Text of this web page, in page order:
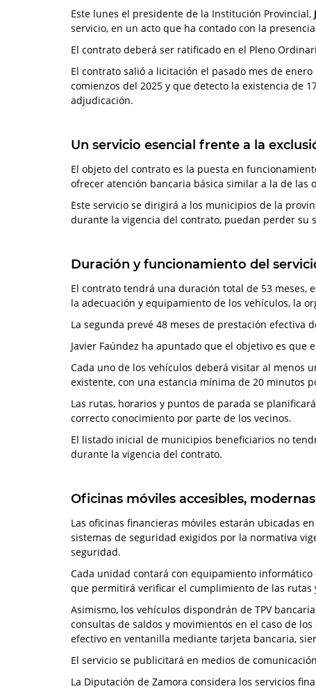
Este lunes el presidente de la Institución Provincial,
servicio, en un acto que ha contado con la
El contrato deberá ser ratificado en el Pleno
El contrato salió a licitación el pasado mes de
comienzos del 2025 y que detecto la existencia de
adjudicación.
Un servicio esencial frente a la
El objeto del contrato es la puesta en
ofrecer atención bancaria básica similar a la de las
Este servicio se dirigirá a los municipios de la
durante la vigencia del contrato, puedan perder su
Duración y funcionamiento del
El contrato tendrá una duración total de 53 meses,
la adecuación y equipamiento de los vehículos, la
La segunda prevé 48 meses de prestación
Javier Faúndez ha apuntado que el objetivo es
Cada uno de los vehículos deberá visitar al menos
existente, con una estancia mínima de 20 minutos
Las rutas, horarios y puntos de parada se
correcto conocimiento por parte de los vecinos.
El listado inicial de municipios beneficiarios no
durante la vigencia del contrato.
Oficinas móviles accesibles,
Las oficinas financieras móviles estarán ubicadas
sistemas de seguridad exigidos por la normativa
seguridad.
Cada unidad contará con equipamiento informático
que permitirá verificar el cumplimiento de las rutas
Asimismo, los vehículos dispondrán de TPV
consultas de saldos y movimientos en el caso de
efectivo en ventanilla mediante tarjeta bancaria,
El servicio se publicitará en medios de
La Diputación de Zamora considera los servicios